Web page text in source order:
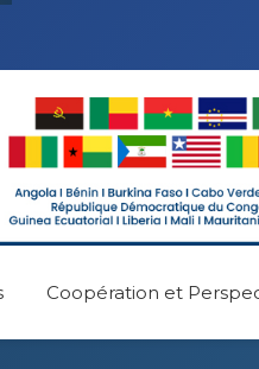
Coopération et